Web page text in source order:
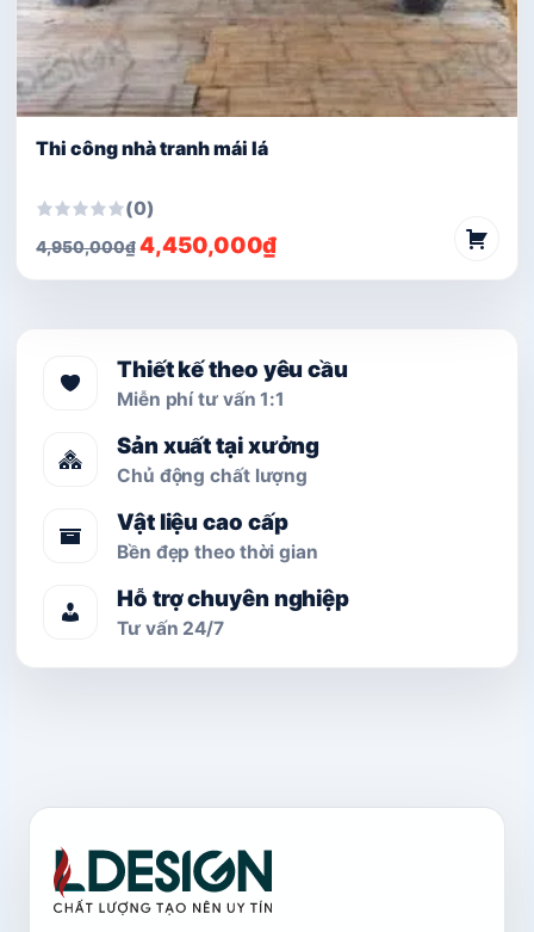
Thi công nhà tranh mái lá
(0)
4,950,000₫ Giá
4,450,000₫Giá
4,450,000₫.
Thiết kế theo yêu cầu
Miễn phí tư vấn 1:1
Sản xuất tại xưởng
Chủ động chất lượng
Vật liệu cao cấp
Bền đẹp theo thời gian
Hỗ trợ chuyên nghiệp
Tư vấn 24/7